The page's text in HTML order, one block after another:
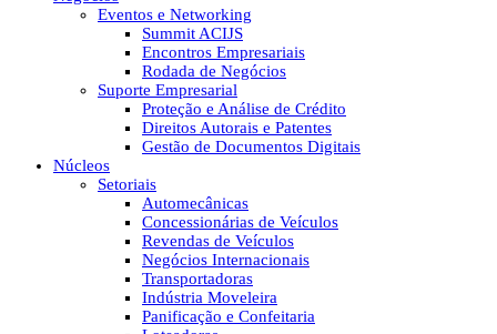
Eventos e Networking
Summit ACIJS
Encontros Empresariais
Rodada de Negócios
Suporte Empresarial
Proteção e Análise de Crédito
Direitos Autorais e Patentes
Gestão de Documentos Digitais
Núcleos
Setoriais
Automecânicas
Concessionárias de Veículos
Revendas de Veículos
Negócios Internacionais
Transportadoras
Indústria Moveleira
Panificação e Confeitaria